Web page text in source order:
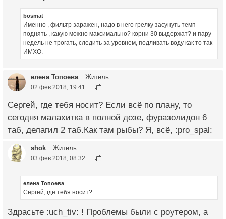
bosmat
Именно , фильтр заражен, надо в него грелку засунуть темп
поднять , какую можно максимально? корни 30 выдержат? и пару
недель не трогать, следить за уровнем, подливать воду как то так
ИМХО.
елена Топоева Житель
02 фев 2018, 19:41
Сергей, где тебя носит? Если всё по плану, то
сегодня малахитка в полной дозе, фуразолидон 6
таб, делагил 2 таб.Как там рыбы? Я, всё, :pro_spal:
shok Житель
03 фев 2018, 08:32
елена Топоева
Сергей, где тебя носит?
Здрасьте :uch_tiv: ! Проблемы были с роутером, а